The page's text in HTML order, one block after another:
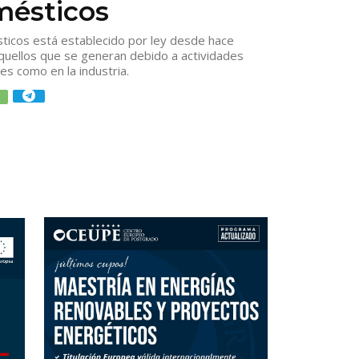
está establecido por ley desde hace
que se generan debido a actividades
como en la industria.